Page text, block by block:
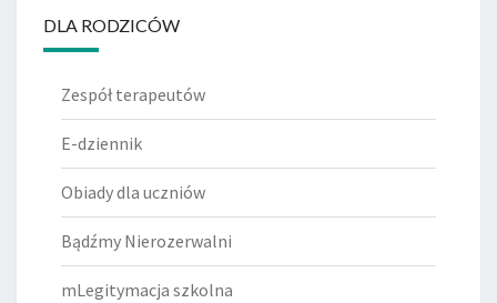
DLA RODZICÓW
Zespół terapeutów
E-dziennik
Obiady dla uczniów
Bądźmy Nierozerwalni
mLegitymacja szkolna